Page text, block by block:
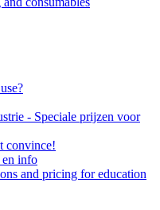
- Speciale prijzen voor
convince!
info
and pricing for education